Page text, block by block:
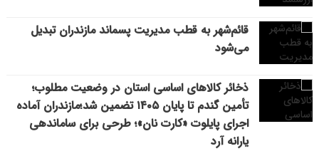
قائم‌شهر به قطب مدیریت پسماند مازندران تبدیل
می‌شود
ذخائر کالاهای اساسی استان در وضعیت مطلوب؛
تأمین گندم تا پایان ۱۴۰۵ تضمین شد؛مازندران آماده
اجرای پایلوت «کارت نان»؛ طرحی برای ساماندهی
یارانه آرد